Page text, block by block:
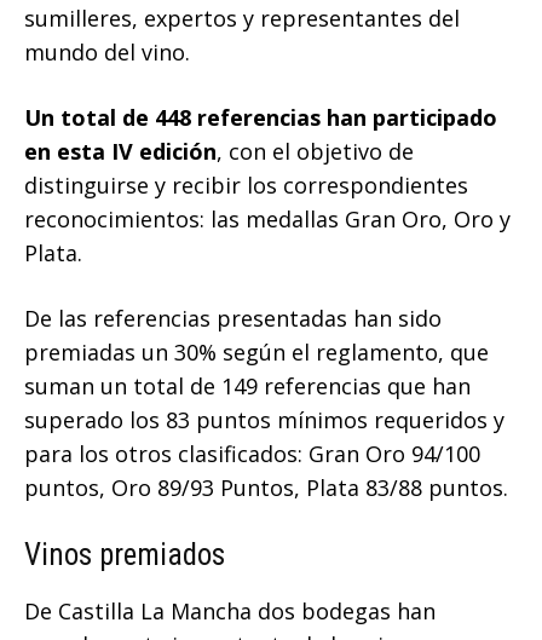
sumilleres, expertos y representantes del
mundo del vino.
Un total de 448 referencias han participado
en esta IV edición, con el objetivo de
distinguirse y recibir los correspondientes
reconocimientos: las medallas Gran Oro, Oro y
Plata.
De las referencias presentadas han sido
premiadas un 30% según el reglamento, que
suman un total de 149 referencias que han
superado los 83 puntos mínimos requeridos y
para los otros clasificados: Gran Oro 94/100
puntos, Oro 89/93 Puntos, Plata 83/88 puntos.
Vinos premiados
De Castilla La Mancha dos bodegas han